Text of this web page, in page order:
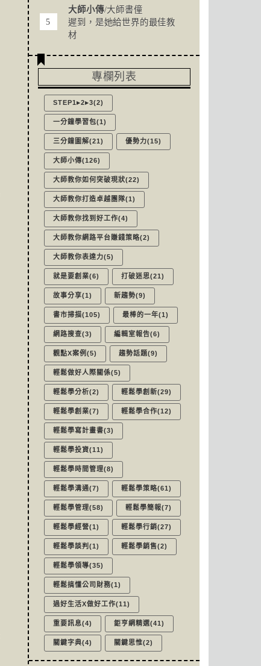
大師小傳/大師書僮
遲到，是她給世界的最佳教
材
專欄列表
STEP1▸2▸3(2)
一分鐘學習包(1)
三分鐘圖解(21) 優勢力(15)
大師小傳(126)
大師教你如何突破現狀(22)
大師教你打造卓越團隊(1)
大師教你找到好工作(4)
大師教你網路平台賺錢策略(2)
大師教你表達力(5)
就是要創業(6) 打破迷思(21)
故事分享(1) 新趨勢(9)
書市掃描(105) 最棒的一年(1)
網路搜查(3) 編輯室報告(6)
觀點X案例(5) 趨勢話題(9)
輕鬆做好人際關係(5)
輕鬆學分析(2) 輕鬆學創新(29)
輕鬆學創業(7) 輕鬆學合作(12)
輕鬆學寫計畫書(3)
輕鬆學投資(11)
輕鬆學時間管理(8)
輕鬆學溝通(7) 輕鬆學策略(61)
輕鬆學管理(58) 輕鬆學簡報(7)
輕鬆學經營(1) 輕鬆學行銷(27)
輕鬆學談判(1) 輕鬆學銷售(2)
輕鬆學領導(35)
輕鬆搞懂公司財務(1)
過好生活X做好工作(11)
重要訊息(4) 鉅亨網精選(41)
關鍵字典(4) 關鍵思惟(2)